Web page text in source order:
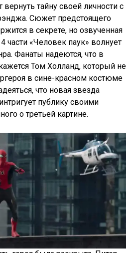
вернуть тайну своей личности с
Сюжет предстоящего
в секрете, но озвученная
части «Человек паук» волнует
Фанаты надеются, что в
Том Холланд, который не
в сине-красном костюме
что новая звезда
публику своими
о третьей картине.